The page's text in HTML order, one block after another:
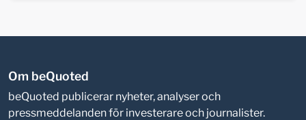
Om beQuoted
beQuoted publicerar nyheter, analyser och
pressmeddelanden för investerare och journalister.